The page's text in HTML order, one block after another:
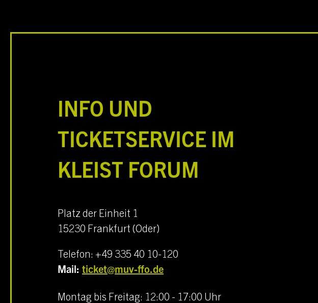
INFO UND
TICKETSERVICE IM
KLEIST FORUM
Platz der Einheit 1
15230 Frankfurt (Oder)
Telefon: +49 335 40 10-120
Mail: ticket@muv-ffo.de
Montag bis Freitag: 12:00 - 17:00 Uhr